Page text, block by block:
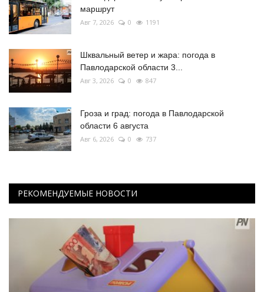
маршрут
Авг 7, 2026 0 1191
Шквальный ветер и жара: погода в
Павлодарской области 3...
Авг 3, 2026 0 847
Гроза и град: погода в Павлодарской
области 6 августа
Авг 6, 2026 0 737
РЕКОМЕНДУЕМЫЕ НОВОСТИ